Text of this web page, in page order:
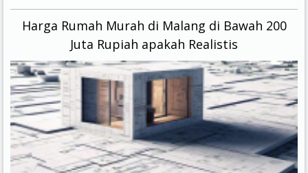
Harga Rumah Murah di Malang di Bawah 200
Juta Rupiah apakah Realistis